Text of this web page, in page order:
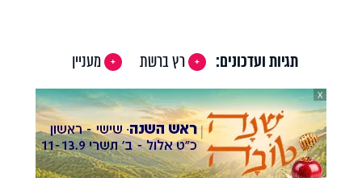
תגיות ועדכונים: רץ ברשת מעניין
X